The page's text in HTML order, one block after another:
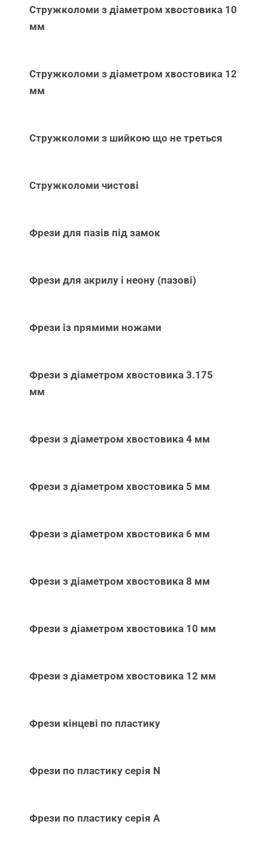
Стружколоми з діаметром хвостовика 10
мм
Стружколоми з діаметром хвостовика 12
мм
Стружколоми з шийкою що не треться
Стружколоми чистові
Фрези для пазів під замок
Фрези для акрилу і неону (пазові)
Фрези із прямими ножами
Фрези з діаметром хвостовика 3.175
мм
Фрези з діаметром хвостовика 4 мм
Фрези з діаметром хвостовика 5 мм
Фрези з діаметром хвостовика 6 мм
Фрези з діаметром хвостовика 8 мм
Фрези з діаметром хвостовика 10 мм
Фрези з діаметром хвостовика 12 мм
Фрези кінцеві по пластику
Фрези по пластику серія N
Фрези по пластику серія А